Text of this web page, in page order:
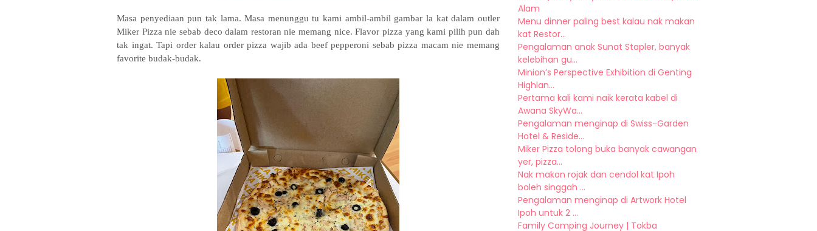
Masa penyediaan pun tak lama. Masa menunggu tu kami ambil-ambil gambar la kat dalam outler
Miker Pizza nie sebab deco dalam restoran nie memang nice. Flavor pizza yang kami pilih pun dah
tak ingat. Tapi order kalau order pizza wajib ada beef pepperoni sebab pizza macam nie memang
favorite budak-budak.
Alam
Menu dinner paling best kalau nak makan
kat Restor...
Pengalaman anak Sunat Stapler, banyak
kelebihan gu...
Minion’s Perspective Exhibition di Genting
Highlan...
Pertama kali kami naik kerata kabel di
Awana SkyWa...
Pengalaman menginap di Swiss-Garden
Hotel & Reside...
Miker Pizza tolong buka banyak cawangan
yer, pizza...
Nak makan rojak dan cendol kat Ipoh
boleh singgah ...
Pengalaman menginap di Artwork Hotel
Ipoh untuk 2 ...
Family Camping Journey | Tokba